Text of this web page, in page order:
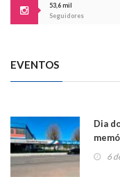
53,6 mil
Seguidores
EVENTOS
Dia
6